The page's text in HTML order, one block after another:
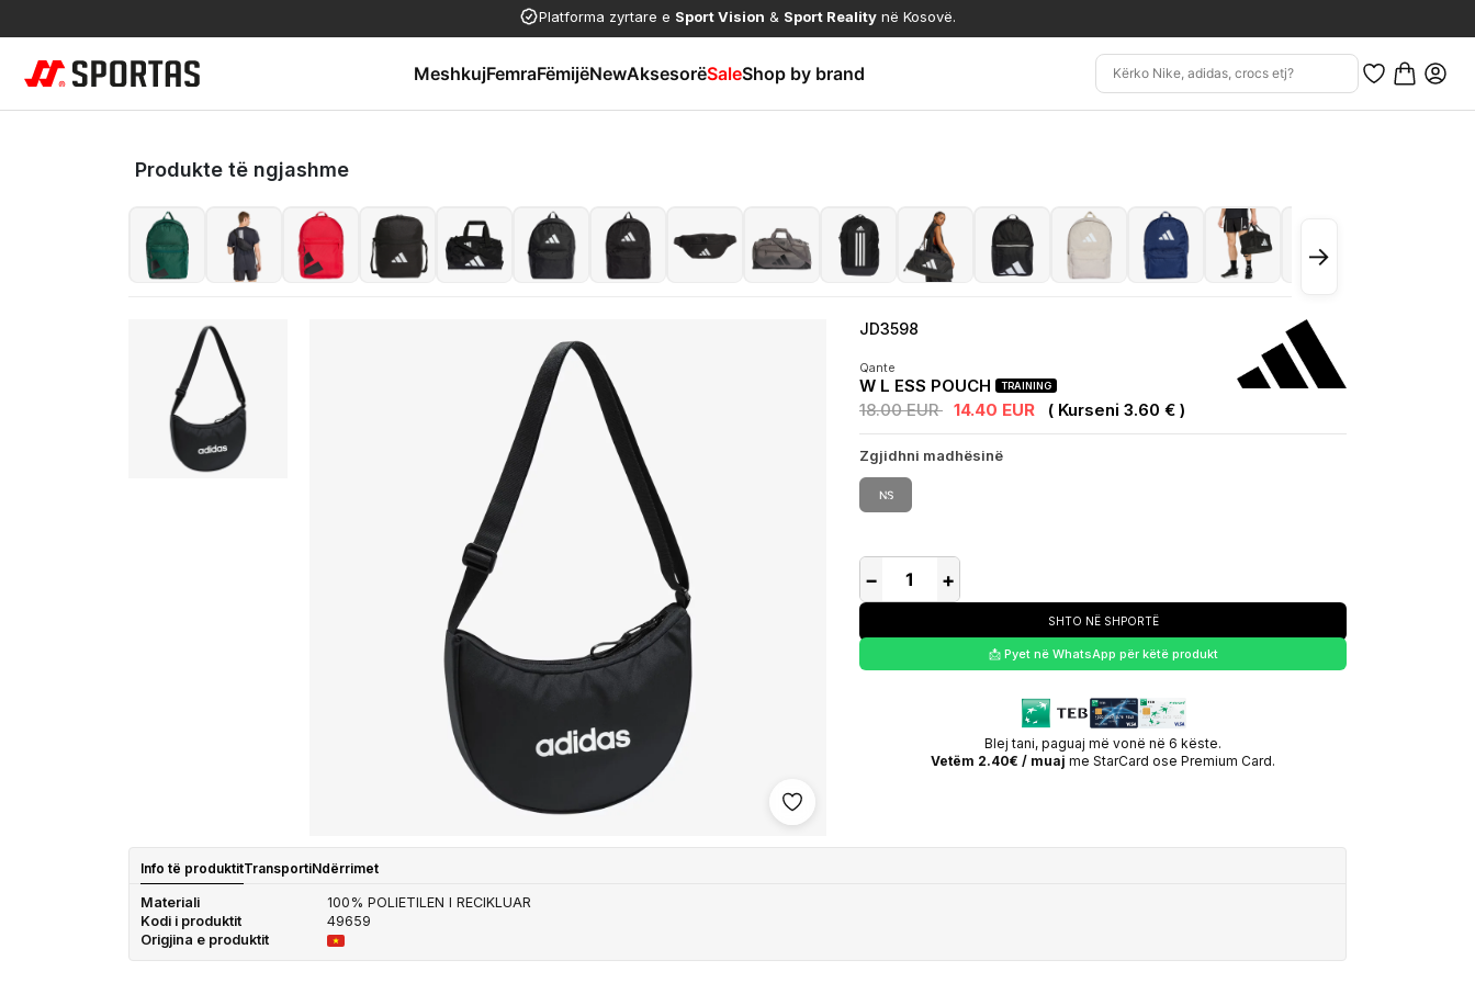
Platforma zyrtare e Sport Vision & Sport Reality në Kosovë.
MeshkujFemraFëmijëNewAksesorëSaleShop by brand
Produkte të ngjashme
→
Shto në wishlist
JD3598
Qante
W L ESS POUCH TRAINING
18.00 EUR 14.40 EUR ( Kurseni 3.60 € )
Zgjidhni madhësinë
NS
− +
SHTO NË SHPORTË
📩 Pyet në WhatsApp për këtë produkt
Blej tani, paguaj më vonë në 6 këste.
Vetëm 2.40€ / muaj me StarCard ose Premium Card.
Info të produktitTransportiNdërrimet
Materiali
100% POLIETILEN I RECIKLUAR
Kodi i produktit
49659
Origjina e produktit